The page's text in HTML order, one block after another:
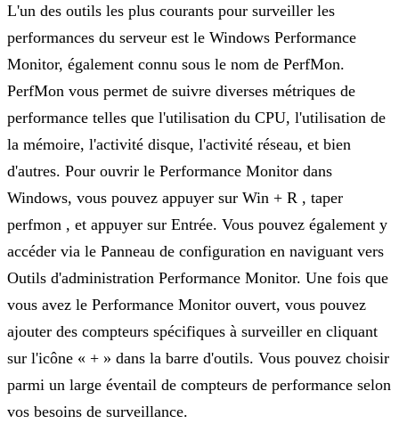
L'un des outils les plus courants pour surveiller les
performances du serveur est le Windows Performance
Monitor, également connu sous le nom de PerfMon.
PerfMon vous permet de suivre diverses métriques de
performance telles que l'utilisation du CPU, l'utilisation de
la mémoire, l'activité disque, l'activité réseau, et bien
d'autres. Pour ouvrir le Performance Monitor dans
Windows, vous pouvez appuyer sur Win + R , taper
perfmon , et appuyer sur Entrée. Vous pouvez également y
accéder via le Panneau de configuration en naviguant vers
Outils d'administration Performance Monitor. Une fois que
vous avez le Performance Monitor ouvert, vous pouvez
ajouter des compteurs spécifiques à surveiller en cliquant
sur l'icône « + » dans la barre d'outils. Vous pouvez choisir
parmi un large éventail de compteurs de performance selon
vos besoins de surveillance.